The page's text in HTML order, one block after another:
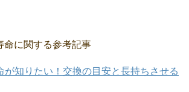
に関する参考記事
が知りたい！交換の目安と長持ちさせる